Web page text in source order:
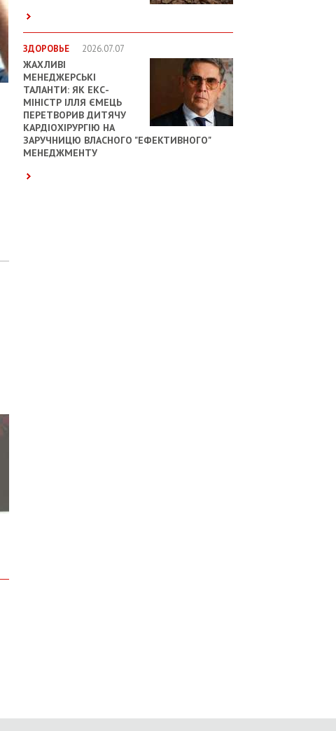
ЗДОРОВЬЕ 2026.07.07
ЖАХЛИВІ
МЕНЕДЖЕРСЬКІ
ТАЛАНТИ: ЯК ЕКС-
МІНІСТР ІЛЛЯ ЄМЕЦЬ
ПЕРЕТВОРИВ ДИТЯЧУ
КАРДІОХІРУРГІЮ НА
ЗАРУЧНИЦЮ ВЛАСНОГО "ЕФЕКТИВНОГО"
МЕНЕДЖМЕНТУ